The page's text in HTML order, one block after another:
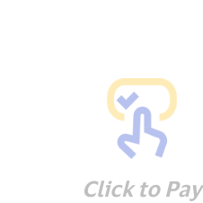
Click to Pay